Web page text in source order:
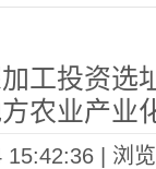
工投资选
农业产业
15:42:36 | 浏